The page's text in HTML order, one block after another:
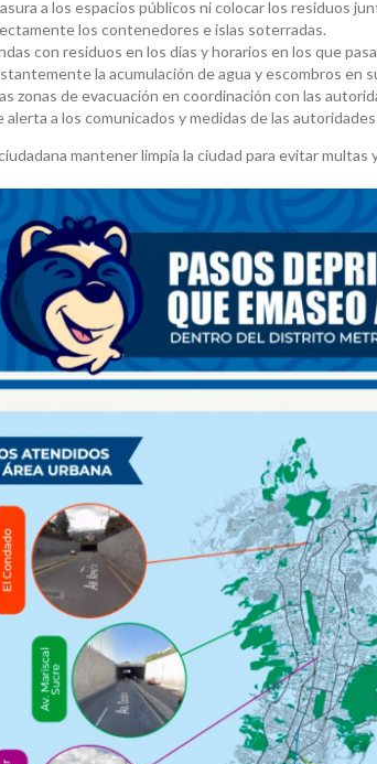
a los espacios públicos ni colocar los residuos
los contenedores e islas soterradas.
con residuos en los días y horarios en los que
la acumulación de agua y escombros en
zonas de evacuación en coordinación con las
a los comunicados y medidas de las
mantener limpia la ciudad para evitar multas